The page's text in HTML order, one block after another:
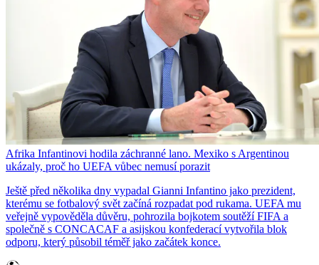
Afrika Infantinovi hodila záchranné lano. Mexiko s Argentinou
ukázaly, proč ho UEFA vůbec nemusí porazit
Ještě před několika dny vypadal Gianni Infantino jako prezident,
kterému se fotbalový svět začíná rozpadat pod rukama. UEFA mu
veřejně vypověděla důvěru, pohrozila bojkotem soutěží FIFA a
společně s CONCACAF a asijskou konfederací vytvořila blok
odporu, který působil téměř jako začátek konce.